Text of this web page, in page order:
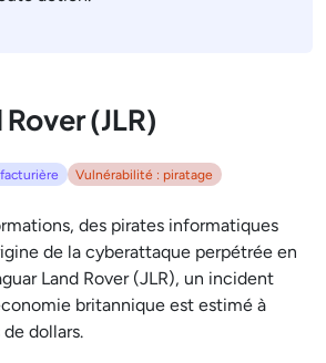
(JLR)
Vulnérabilité : piratage
des pirates informatiques
de la cyberattaque perpétrée en
Land Rover (JLR), un incident
britannique est estimé à
dollars.